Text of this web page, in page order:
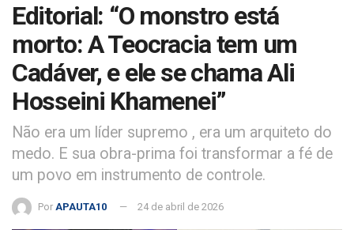
Editorial: “O monstro está
morto: A Teocracia tem um
Cadáver, e ele se chama Ali
Hosseini Khamenei”
Não era um líder supremo , era um arquiteto do
medo. E sua obra-prima foi transformar a fé de
um povo em instrumento de controle.
Por APAUTA10 24 de abril de 2026